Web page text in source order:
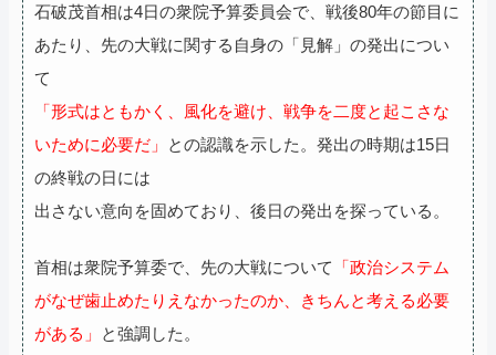
石破茂首相は4日の衆院予算委員会で、戦後80年の節目に
あたり、先の大戦に関する自身の「見解」の発出につい
て
「形式はともかく、風化を避け、戦争を二度と起こさな
いために必要だ」
との認識を示した。発出の時期は15日
の終戦の日には
出さない意向を固めており、後日の発出を探っている。
首相は衆院予算委で、先の大戦について
「政治システム
がなぜ歯止めたりえなかったのか、きちんと考える必要
がある」
と強調した。